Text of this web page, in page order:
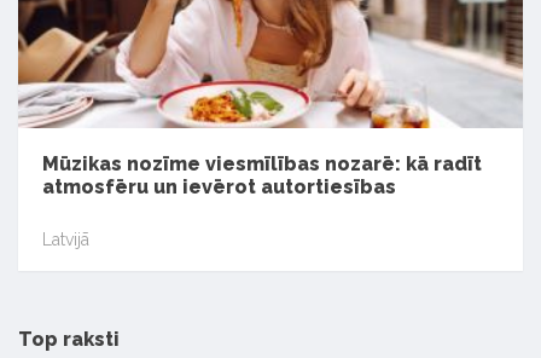
Mūzikas nozīme viesmīlības nozarē: kā radīt
atmosfēru un ievērot autortiesības
Latvijā
Top raksti